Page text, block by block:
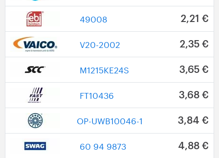
49008 2,21 €
V20-2002 2,35 €
M1215KE24S 3,65 €
FT10436 3,68 €
OP-UWB10046-1 3,84 €
60 94 9873 4,88 €